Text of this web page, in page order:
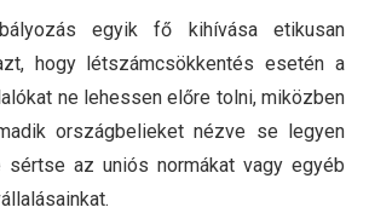
egyik fő kihívása etikusan
hogy létszámcsökkentés esetén a
ne lehessen előre tolni, miközben
országbelieket nézve se legyen
sértse az uniós normákat vagy egyéb